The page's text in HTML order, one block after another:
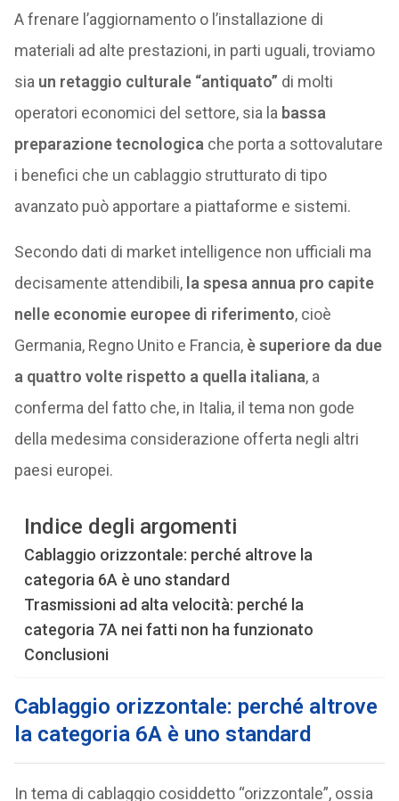
A frenare l’aggiornamento o l’installazione di
materiali ad alte prestazioni, in parti uguali, troviamo
sia un retaggio culturale “antiquato” di molti
operatori economici del settore, sia la bassa
preparazione tecnologica che porta a sottovalutare
i benefici che un cablaggio strutturato di tipo
avanzato può apportare a piattaforme e sistemi.
Secondo dati di market intelligence non ufficiali ma
decisamente attendibili, la spesa annua pro capite
nelle economie europee di riferimento, cioè
Germania, Regno Unito e Francia, è superiore da due
a quattro volte rispetto a quella italiana, a
conferma del fatto che, in Italia, il tema non gode
della medesima considerazione offerta negli altri
paesi europei.
Indice degli argomenti
Cablaggio orizzontale: perché altrove la
categoria 6A è uno standard
Trasmissioni ad alta velocità: perché la
categoria 7A nei fatti non ha funzionato
Conclusioni
Cablaggio orizzontale: perché altrove
la categoria 6A è uno standard
In tema di cablaggio cosiddetto “orizzontale”, ossia